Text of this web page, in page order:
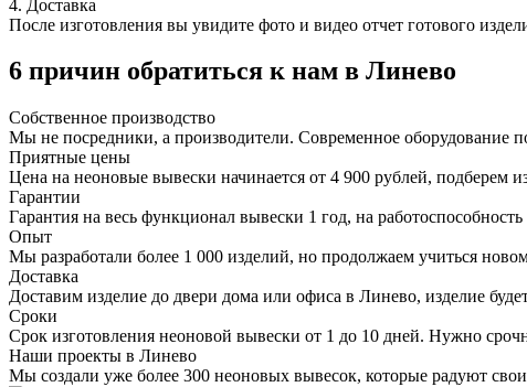
4. Доставка
После изготовления вы увидите фото и видео отчет готового
6 причин обратиться к нам в Линево
Собственное производство
Мы не посредники, а производители. Современное оборудование
Приятные цены
Цена на неоновые вывески начинается от 4 900 рублей, подберем
Гарантии
Гарантия на весь функционал вывески 1 год, на работоспособность
Опыт
Мы разработали более 1 000 изделий, но продолжаем учиться
Доставка
Доставим изделие до двери дома или офиса в Линево, изделие
Сроки
Срок изготовления неоновой вывески от 1 до 10 дней. Нужно
Наши проекты в Линево
Мы создали уже более 300 неоновых вывесок, которые радуют